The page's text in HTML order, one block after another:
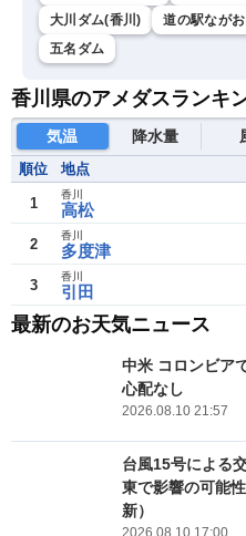
大川ダム(香川)
道の駅ながお
五名ダム
香川県のアメダスランキ
気温 降水量
順位 地点
1 高松
香川
2 多度津
香川
3 引田
香川
最新のお天気ニュース
中米 コロンビア
心配なし
2026.08.10 21:57
台風15号による
東で影響の可能
新）
2026.08.10 17:00